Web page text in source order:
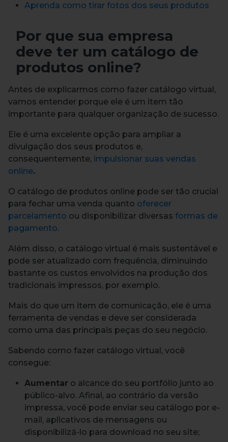
Aprenda como tirar fotos dos seus produtos
Por que sua empresa
deve ter um catálogo de
produtos online?
Antes de explicarmos como fazer catálogo virtual,
vamos entender porque ele é um item tão
importante para qualquer organização de sucesso.
Ele é uma excelente opção para ampliar a
divulgação dos seus produtos e,
consequentemente, impulsionar suas vendas
online.
O catálogo de produtos online pode ser tão crucial
para fechar uma venda quanto oferecer
parcelamento ou disponibilizar diversas formas de
pagamento.
Além disso, o catálogo virtual é mais sustentável e
pode ser atualizado com frequência, diminuindo
bastante os custos envolvidos na produção dos
tradicionais impressos, por exemplo.
Mais do que um item de comunicação, ele é uma
ferramenta de vendas e deve ser considerada
como uma das principais peças do seu negócio.
Sabendo como fazer catálogo virtual, você
consegue:
Aumentar o alcance do seu portfólio junto ao
público-alvo. Afinal, ao contrário da versão
impressa, você pode enviar seu catálogo por e-
mail, aplicativos de mensagens ou
disponibilizá-lo para download no seu site;